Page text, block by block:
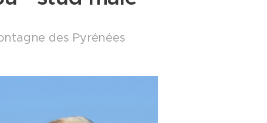
des Pyrénées